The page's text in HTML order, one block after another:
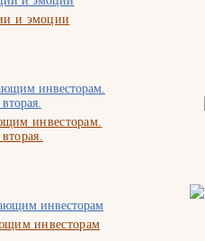
и эмоции
инвесторам.
инвесторам